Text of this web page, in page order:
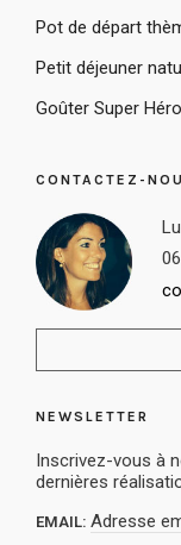
Pot de départ
Petit déjeuner
Goûter Super
CONTACTEZ-
NEWSLETTER
Inscrivez-vous à
dernières
EMAIL: